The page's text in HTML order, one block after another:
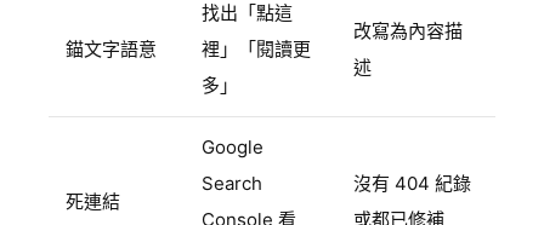
錨文字語意
找出「點這
裡」「閱讀更
多」
改寫為內容描
述
死連結
Google
Search
Console 看
沒有 404 紀錄
或都已修補